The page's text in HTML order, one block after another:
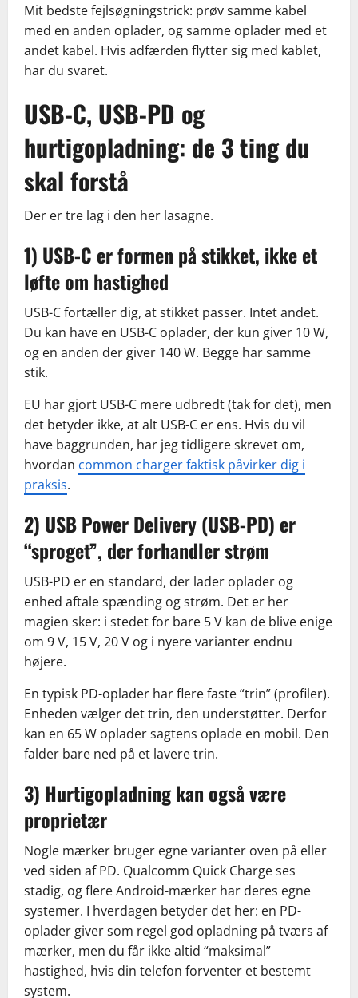
Mit bedste fejlsøgningstrick: prøv samme kabel
med en anden oplader, og samme oplader med et
andet kabel. Hvis adfærden flytter sig med kablet,
har du svaret.
USB-C, USB-PD og
hurtigopladning: de 3 ting du
skal forstå
Der er tre lag i den her lasagne.
1) USB-C er formen på stikket, ikke et
løfte om hastighed
USB-C fortæller dig, at stikket passer. Intet andet.
Du kan have en USB-C oplader, der kun giver 10 W,
og en anden der giver 140 W. Begge har samme
stik.
EU har gjort USB-C mere udbredt (tak for det), men
det betyder ikke, at alt USB-C er ens. Hvis du vil
have baggrunden, har jeg tidligere skrevet om,
hvordan common charger faktisk påvirker dig i
praksis.
2) USB Power Delivery (USB-PD) er
“sproget”, der forhandler strøm
USB-PD er en standard, der lader oplader og
enhed aftale spænding og strøm. Det er her
magien sker: i stedet for bare 5 V kan de blive enige
om 9 V, 15 V, 20 V og i nyere varianter endnu
højere.
En typisk PD-oplader har flere faste “trin” (profiler).
Enheden vælger det trin, den understøtter. Derfor
kan en 65 W oplader sagtens oplade en mobil. Den
falder bare ned på et lavere trin.
3) Hurtigopladning kan også være
proprietær
Nogle mærker bruger egne varianter oven på eller
ved siden af PD. Qualcomm Quick Charge ses
stadig, og flere Android-mærker har deres egne
systemer. I hverdagen betyder det her: en PD-
oplader giver som regel god opladning på tværs af
mærker, men du får ikke altid “maksimal”
hastighed, hvis din telefon forventer et bestemt
system.